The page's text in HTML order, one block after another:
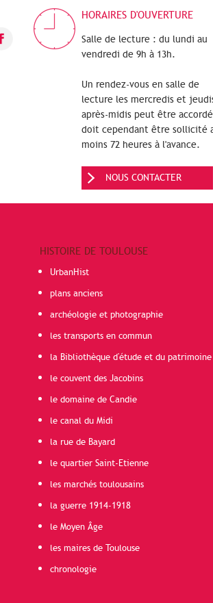
HORAIRES D'OUVERTURE
Salle de lecture : du lundi au
vendredi de 9h à 13h.
Un rendez-vous en salle de
lecture les mercredis et
après-midis peut être
doit cependant être sollicité
moins 72 heures à l'avance.
NOUS CONTACTER
HISTOIRE DE TOULOUSE
UrbanHist
plans anciens
archéologie et photographie
les transports en commun
la Bibliothèque d'étude et du patrimoine
le couvent des Jacobins
le domaine de Candie
le canal du Midi
la rue de Bayard
le quartier Saint-Etienne
les marchés toulousains
la guerre 1914-1918
le Moyen Âge
les maires de Toulouse
chronologie